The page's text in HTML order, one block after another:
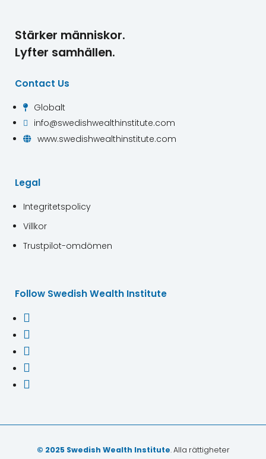
Stärker människor.
Lyfter samhällen.
Contact Us
 Globalt
 info@swedishwealthinstitute.com
 www.swedishwealthinstitute.com
Legal
Integritetspolicy
Villkor
Trustpilot-omdömen
Follow Swedish Wealth Institute





© 2025 Swedish Wealth Institute. Alla rättigheter